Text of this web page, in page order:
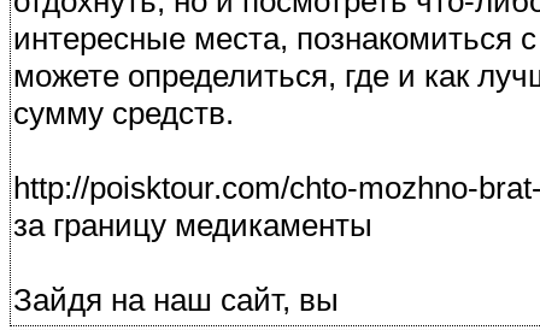
интересные места, познакомиться
можете определиться, где и как
сумму средств.
http://poisktour.com/chto-mozhno-
за границу медикаменты
Зайдя на наш сайт, вы